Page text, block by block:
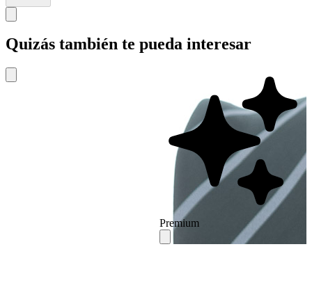
Quizás también te pueda interesar
Premium